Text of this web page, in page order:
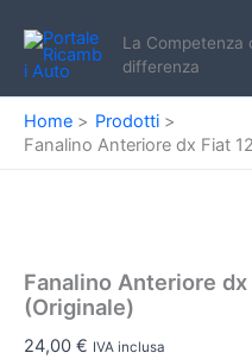
contenuto
La Competenza
differenza
Home
Prodotti
Fanalino Anteriore dx Fiat
Fanalino Anteriore
(Originale)
24,00 € IVA inclusa